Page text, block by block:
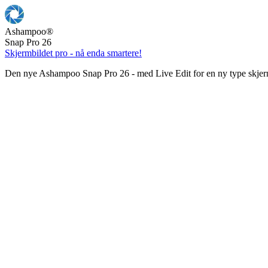
Ashampoo®
Snap Pro 26
Skjermbildet pro - nå enda smartere!
Den nye Ashampoo Snap Pro 26 - med Live Edit for en ny type